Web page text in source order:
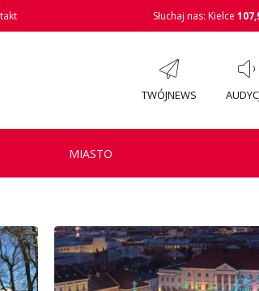
Słuchaj nas: Kielce
TWÓJNEWS
MIASTO